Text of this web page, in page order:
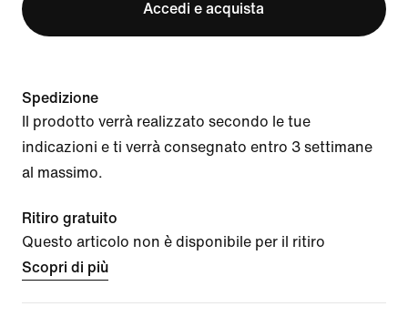
Accedi e acquista
Spedizione
Il prodotto verrà realizzato secondo le tue
indicazioni e ti verrà consegnato entro 3 settimane
al massimo.
Ritiro gratuito
Questo articolo non è disponibile per il ritiro
Scopri di più